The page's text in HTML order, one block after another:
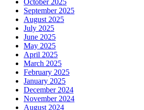
September 2025
August 2025
July 2025
June 2025
May 2025
April 2025
March 2025
February 2025
January 2025
December 2024
November 2024
August 2024